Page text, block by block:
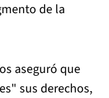
de la
aseguró que
sus derechos,